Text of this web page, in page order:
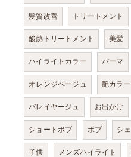
髪質改善 トリートメント
酸熱トリートメント 美髪
ハイライトカラー パーマ
オレンジベージュ 艶カラー
バレイヤージュ お出かけ
ショートボブ ボブ シ
子供 メンズハイライト